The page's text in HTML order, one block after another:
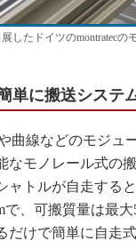
したドイツのmontratec
単に搬送システ
曲線などのモジュ
なモノレール式の
ャトルが自走する
で、可搬質量は最
だけで簡単に自走